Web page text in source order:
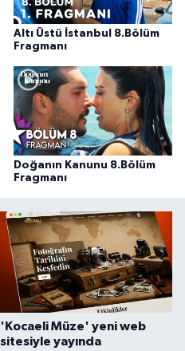
Altı Üstü İstanbul 8.Bölüm
Fragmanı
Doğanın Kanunu 8.Bölüm
Fragmanı
'Kocaeli Müze' yeni web
sitesiyle yayında